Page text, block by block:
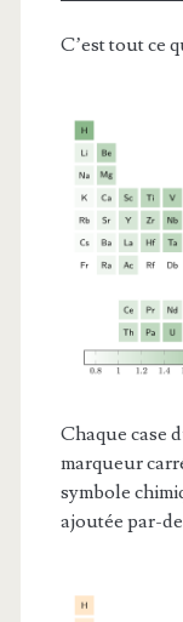
C’est tout ce
Chaque case
marqueur
symbole
ajoutée par-